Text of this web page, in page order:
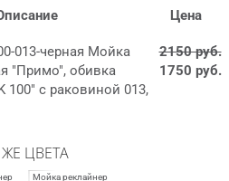
Цена
013-черная Мойка
"Примо", обивка
100" с раковиной 013,
2150 руб.
1750 руб.
ЦВЕТА